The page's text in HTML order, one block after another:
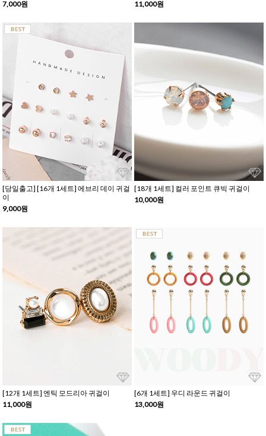
7,000원
11,000원
[당일출고] [16개 1세트] 에브리 데이 귀걸
이
9,000원
[18개 1세트] 컬러 포인트 큐빅 귀걸이
10,000원
[12개 1세트] 엔틱 모드리아 귀걸이
11,000원
[6개 1세트] 우디 라운드 귀걸이
13,000원